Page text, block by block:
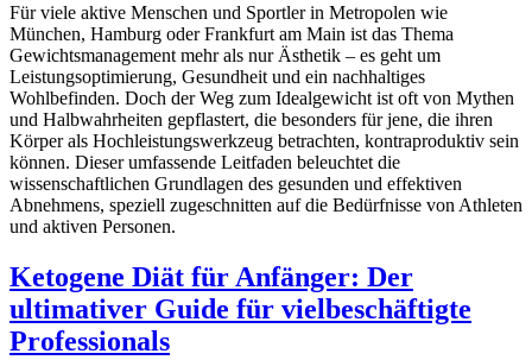
Für viele aktive Menschen und Sportler in Metropolen wie
München, Hamburg oder Frankfurt am Main ist das Thema
Gewichtsmanagement mehr als nur Ästhetik – es geht um
Leistungsoptimierung, Gesundheit und ein nachhaltiges
Wohlbefinden. Doch der Weg zum Idealgewicht ist oft von Mythen
und Halbwahrheiten gepflastert, die besonders für jene, die ihren
Körper als Hochleistungswerkzeug betrachten, kontraproduktiv sein
können. Dieser umfassende Leitfaden beleuchtet die
wissenschaftlichen Grundlagen des gesunden und effektiven
Abnehmens, speziell zugeschnitten auf die Bedürfnisse von Athleten
und aktiven Personen.
Ketogene Diät für Anfänger: Der
ultimativer Guide für vielbeschäftigte
Professionals